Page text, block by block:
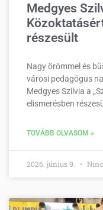
Medgyes
részesült
Nagy örömmel és
városi pedagógus
Medgyes Szilvia a
elismerésben
TOVÁBB OLVASOM »
2026. június 9.